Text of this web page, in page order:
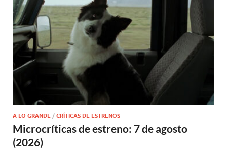
A LO GRANDE / CRÍTICAS DE ESTRENOS
Microcríticas de estreno: 7 de agosto
(2026)